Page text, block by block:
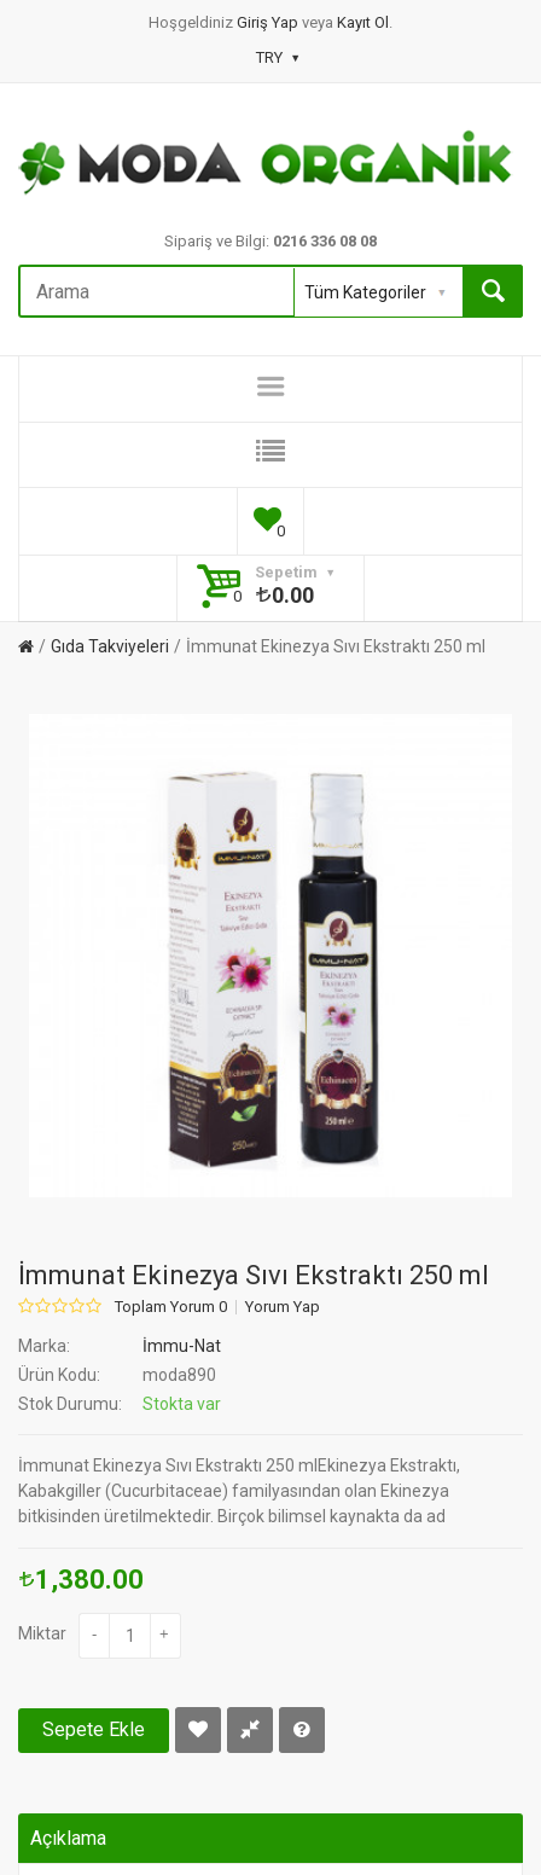
Hoşgeldiniz Giriş Yap veya Kayıt Ol .
TRY
Sipariş ve Bilgi: 0216 336 08 08
0
Sepetim
0
0.00
Gıda Takviyeleri İmmunat Ekinezya Sıvı Ekstraktı 250 ml
İmmunat Ekinezya Sıvı Ekstraktı 250 ml
Toplam Yorum 0 Yorum Yap
Marka:
İmmu-Nat
Ürün Kodu:
moda890
Stok Durumu:
Stokta var
İmmunat Ekinezya Sıvı Ekstraktı 250 mlEkinezya Ekstraktı,
Kabakgiller (Cucurbitaceae) familyasından olan Ekinezya
bitkisinden üretilmektedir. Birçok bilimsel kaynakta da ad
1,380.00
Miktar - +
Sepete Ekle
Açıklama